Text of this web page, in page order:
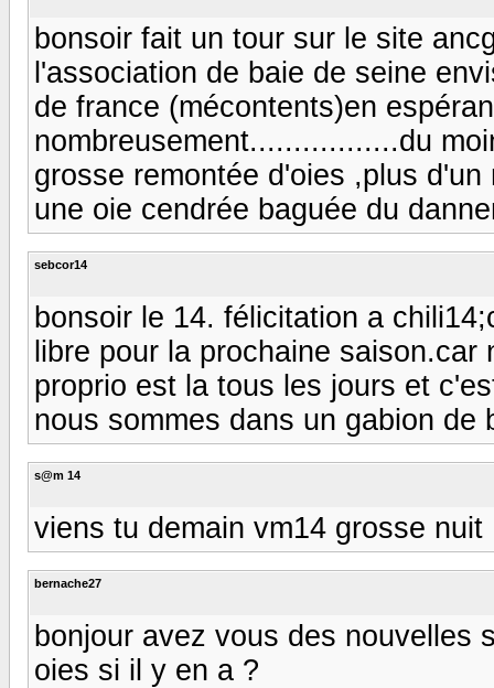
bonsoir fait un tour sur le site
l'association de baie de seine
de france (mécontents)en
nombreusement.................du
grosse remontée d'oies ,plus
une oie cendrée baguée du
sebcor14
bonsoir le 14. félicitation a
libre pour la prochaine
proprio est la tous les jours et
nous sommes dans un gabion
s@m 14
viens tu demain vm14 grosse nuit
bernache27
bonjour avez vous des nouvelles
oies si il y en a ?